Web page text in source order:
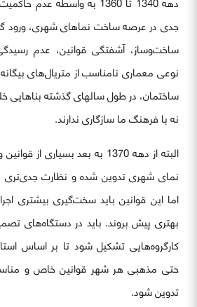
جدی در عرصه ساخت نماهای شهری، ورود
ساخت‌وساز، آشفتگی قوانین، عدم
نوعی معماری نامناسب از متریال‌های
ساختمان، در طول سالهای گذشته بناهایی
نه با فرهنگ ما سازگاری ندارند.
البته از دهه 1370 به بعد
نمای شهری تدوین شده و نظارت جدی‌تری
اما این قوانین باید سخت‌گیری بیشتری
بهتری پیش بروند. باید در دستگاه‌های
کارگروه‌هایی تشکیل شود تا بر اساس
حتی مذهبی هر شهر قوانین خاص و
تدوین شود.